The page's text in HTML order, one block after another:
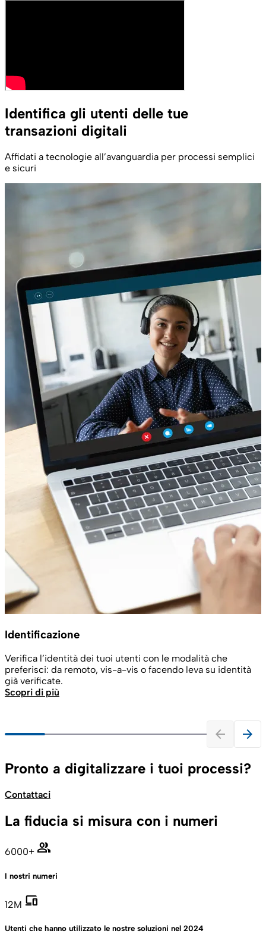
Identifica gli utenti delle tue
transazioni digitali
Affidati a tecnologie all’avanguardia per processi semplici
e sicuri
Identificazione
Verifica l’identità dei tuoi utenti con le modalità che
preferisci: da remoto, vis-a-vis o facendo leva su identità
già verificate.
Scopri di più
arrow_back arrow_forward
Pronto a digitalizzare i tuoi processi?
Contattaci
La fiducia si misura con i numeri
6000+ group
I nostri numeri
12M devices
Utenti che hanno utilizzato le nostre soluzioni nel 2024